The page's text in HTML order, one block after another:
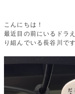
こんにちは！
最近目の前にいるドラ
り組んでいる長谷川です